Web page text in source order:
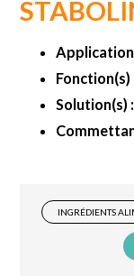
Fonction(s)
Solution(s) :
INGRÉDIENTS